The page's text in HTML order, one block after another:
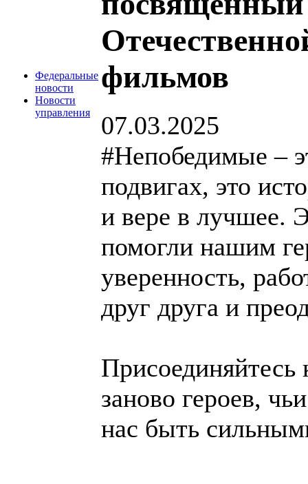
Федеральные
новости
Новости
управления
фильмов
07.03.2025
#Непобедимые –
подвигах, это
и вере в лучшее.
помогли нашим
уверенность,
друг друга и
Присоединяйтесь
заново героев,
нас быть